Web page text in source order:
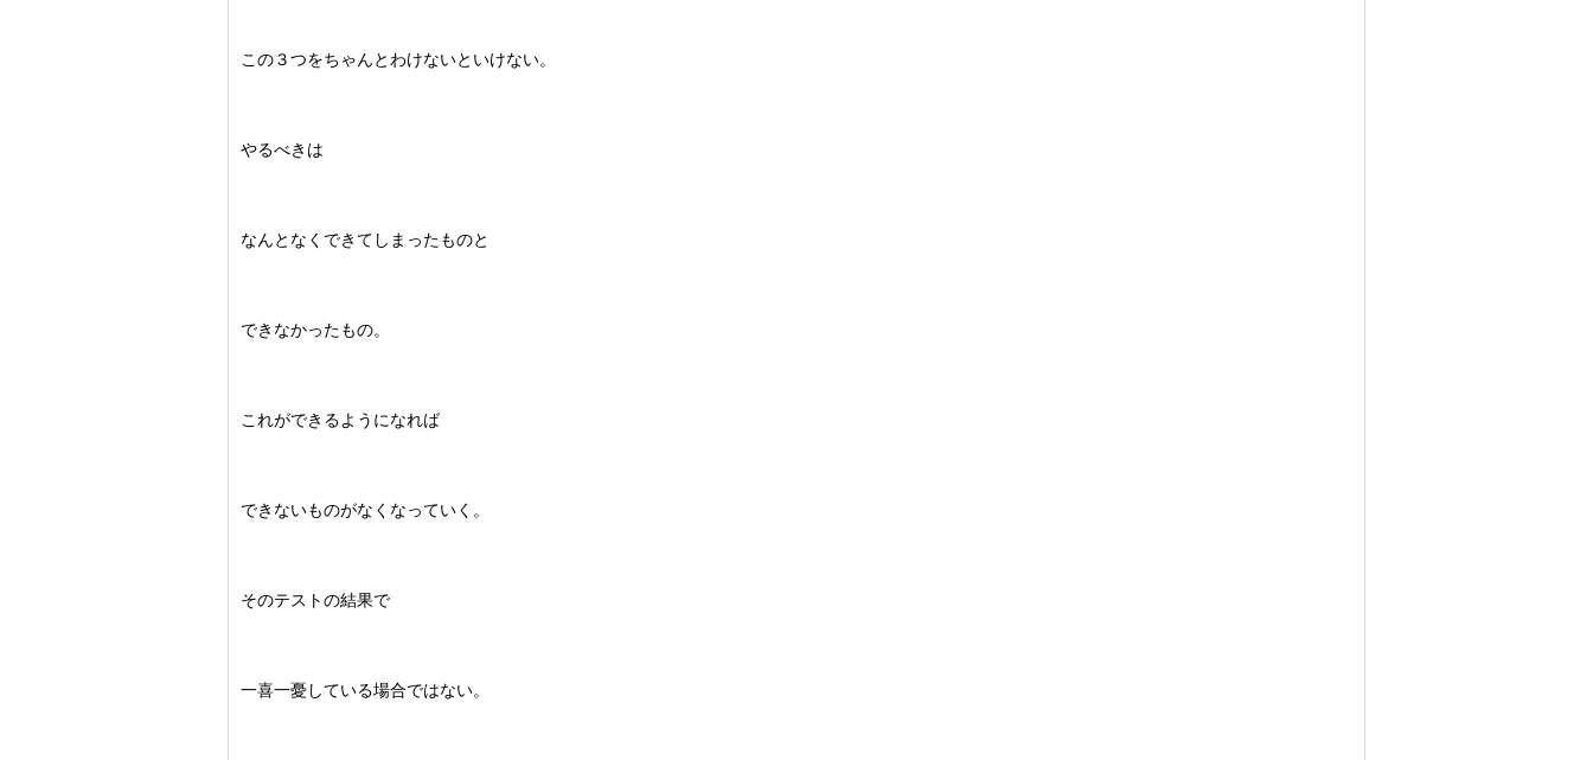
この３つをちゃんとわけないといけない。
やるべきは
なんとなくできてしまったものと
できなかったもの。
これができるようになれば
できないものがなくなっていく。
そのテストの結果で
一喜一憂している場合ではない。